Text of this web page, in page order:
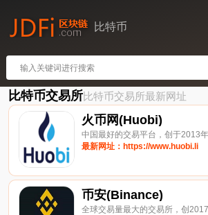
比特币
比特币交易所比特币交易所最新网址
火币网(Huobi)
中国最好的交易平台，创于2013年
最新网址：https://www.huobi.li
币安(Binance)
全球交易量最大的交易所，创